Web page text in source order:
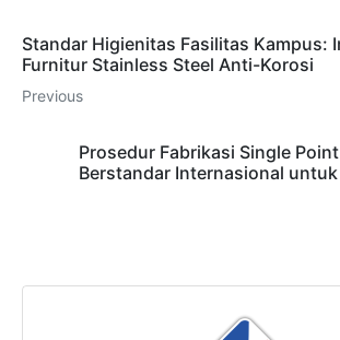
Standar Higienitas Fasilitas Kampus:
Furnitur Stainless Steel Anti-Korosi
Previous
Prosedur Fabrikasi Single
Berstandar Internasional